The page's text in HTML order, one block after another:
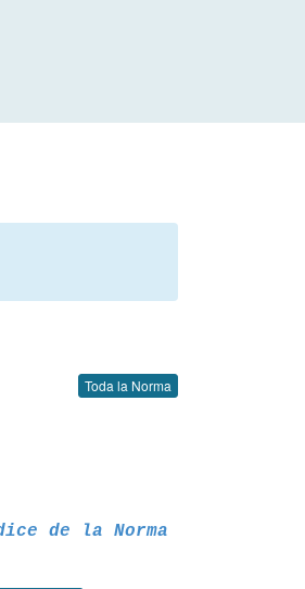
Toda la Norma
de la Norma